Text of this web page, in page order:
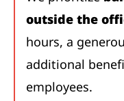
outside the
hours, a
additional
employees.